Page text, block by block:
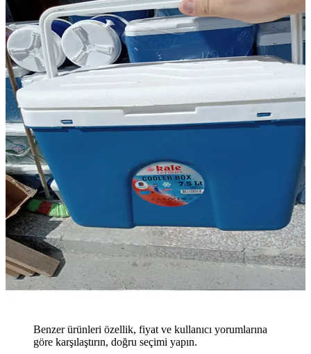
Benzer ürünleri özellik, fiyat ve kullanıcı yorumlarına
göre karşılaştırın, doğru seçimi yapın.